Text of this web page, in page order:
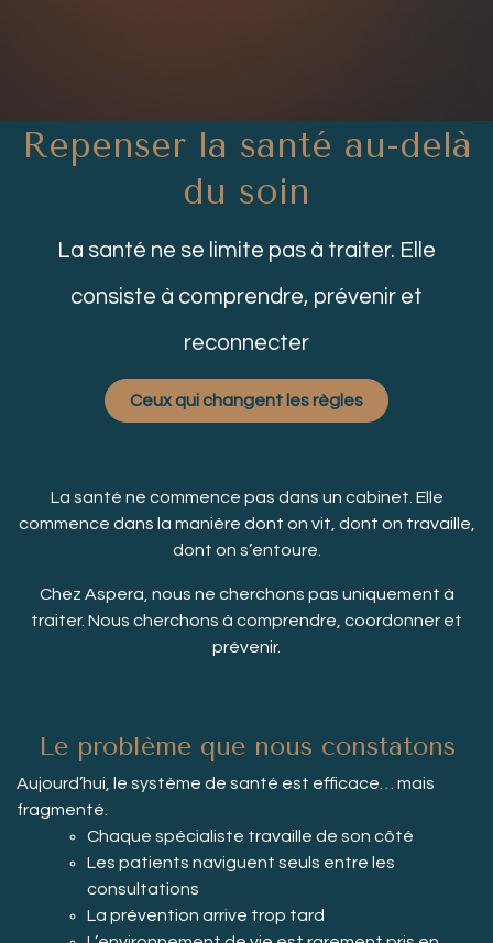
Repenser la santé au-delà
du soin
La santé ne se limite pas à traiter. Elle
consiste à comprendre, prévenir et
reconnecter
Ceux qui changent les règles
La santé ne commence pas dans un cabinet. Elle
commence dans la manière dont on vit, dont on travaille,
dont on s’entoure.
Chez Aspera, nous ne cherchons pas uniquement à
traiter. Nous cherchons à comprendre, coordonner et
prévenir.
Le problème que nous constatons
Aujourd’hui, le système de santé est efficace… mais
fragmenté.
Chaque spécialiste travaille de son côté
Les patients naviguent seuls entre les
consultations
La prévention arrive trop tard